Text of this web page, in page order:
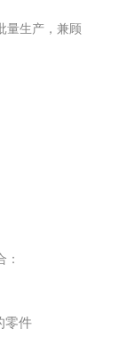
量生产，兼顾
零件